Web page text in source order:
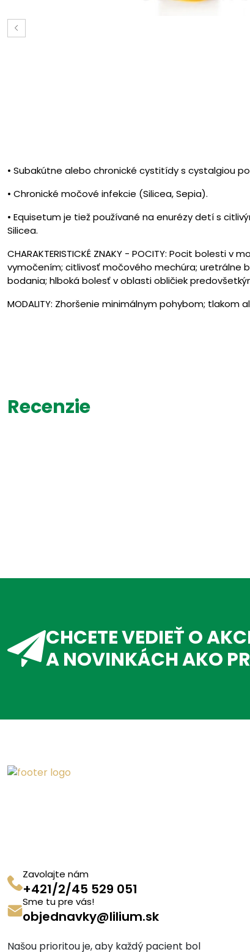
• Subakútne alebo chronické cystitídy s cystalgiou
• Chronické močové infekcie (Silicea, Sepia).
• Equisetum je tiež používané na enurézy detí s
Silicea.
CHARAKTERISTICKÉ ZNAKY - POCITY: Pocit bolesti
vymočením; citlivosť močového mechúra; uretrálne
bodania; hlboká bolesť v oblasti obličiek
MODALITY: Zhoršenie minimálnym pohybom;
Recenzie
CHCETE VEDIEŤ O
A NOVINKÁCH AKO
Zavolajte nám
+421/2/45 529 051
Sme tu pre vás!
objednavky@lilium.sk
Našou prioritou je, aby každý pacient bol